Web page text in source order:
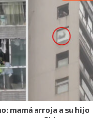
mamá arroja a su hijo